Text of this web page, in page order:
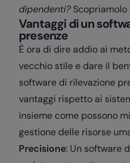
dipendenti?Scopriamolo
Vantaggi di un
presenze
È ora di dire addio ai
vecchio stile e dare il
software di rilevazione
vantaggi rispetto ai
insieme come possono
gestione delle risorse
Precisione: Un software